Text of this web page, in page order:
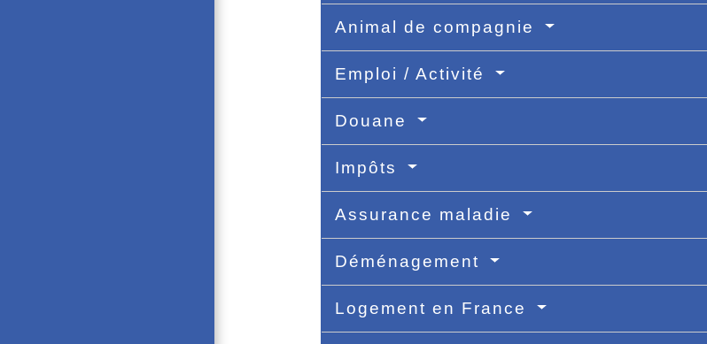
Animal de compagnie
Emploi / Activité
Douane
Impôts
Assurance maladie
Déménagement
Logement en France